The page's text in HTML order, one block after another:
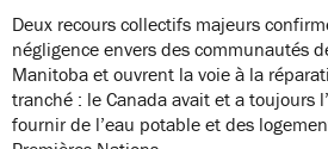
Deux recours collectifs majeurs
négligence envers des communautés
Manitoba et ouvrent la voie à la
tranché : le Canada avait et a toujours
fournir de l’eau potable et des